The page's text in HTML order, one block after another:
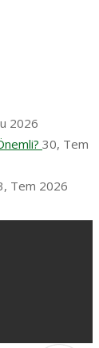
2026
30, Tem
Tem 2026